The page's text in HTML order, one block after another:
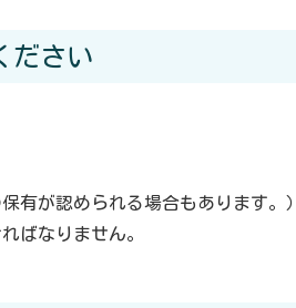
ださい
有が認められる場合もあります。）
ばなりません。